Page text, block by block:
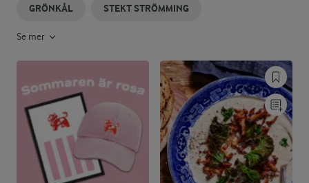
GRÖNKÅL STEKT STRÖMMING
Se mer